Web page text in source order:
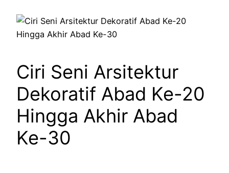
Ciri Seni Arsitektur
Dekoratif Abad Ke-20
Hingga Akhir Abad
Ke-30